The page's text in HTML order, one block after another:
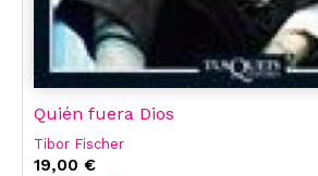
Quién fuera Dios
Tibor Fischer
19,00 €